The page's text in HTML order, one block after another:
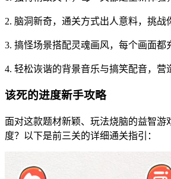
2. 脑洞新奇，通关方式出人意料，挑战
3. 搞怪场景搭配灵魂画风，每个画面都
4. 轻松诙谐的背景音乐与搞笑配音，营
该死的进度新手攻略
面对这款题材新颖、玩法烧脑的益智游
度？以下是前三关的详细通关指引：